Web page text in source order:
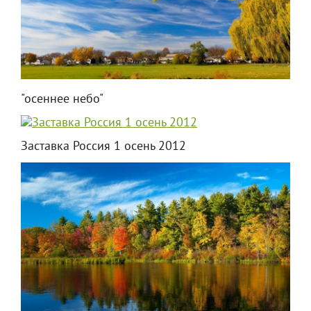
"осеннее небо"
Заставка Россия 1 осень 2012